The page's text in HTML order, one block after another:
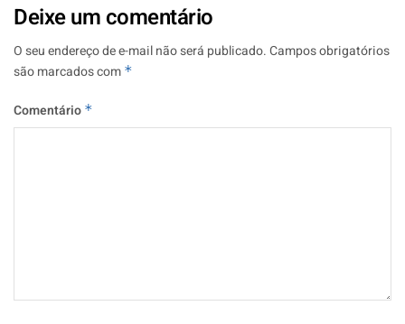
Deixe um comentário
O seu endereço de e-mail não será publicado.Campos obrigatórios
são marcados com *
Comentário *